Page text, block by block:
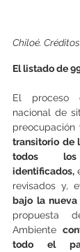
Chiloé.
El listado de
El proceso
nacional de
preocupación
transitorio de
todos los
identificados,
revisados y,
bajo la
propuesta
Ambiente
todo el